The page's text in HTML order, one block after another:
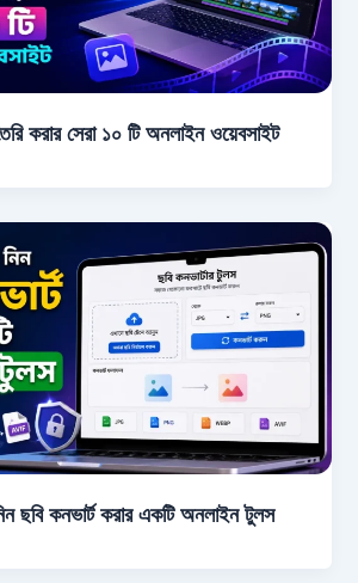
করার সেরা ১০ টি অনলাইন ওয়েবসাইট
ছবি কনভার্ট করার একটি অনলাইন টুলস